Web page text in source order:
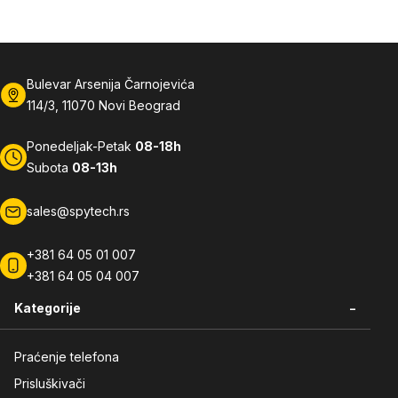
Bulevar Arsenija Čarnojevića
114/3, 11070 Novi Beograd
Ponedeljak-Petak 08-18h
Subota 08-13h
sales@spytech.rs
+381 64 05 01 007
+381 64 05 04 007
Kategorije -
Praćenje telefona
Prisluškivači